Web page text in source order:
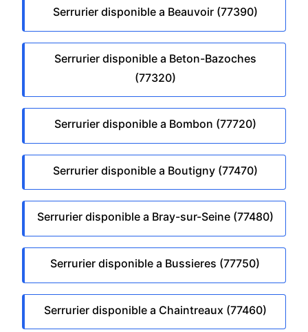
Serrurier disponible a Beauvoir (77390)
Serrurier disponible a Beton-Bazoches
(77320)
Serrurier disponible a Bombon (77720)
Serrurier disponible a Boutigny (77470)
Serrurier disponible a Bray-sur-Seine (77480)
Serrurier disponible a Bussieres (77750)
Serrurier disponible a Chaintreaux (77460)